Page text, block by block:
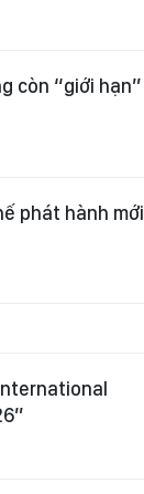
còn “giới hạn”
phát hành mới